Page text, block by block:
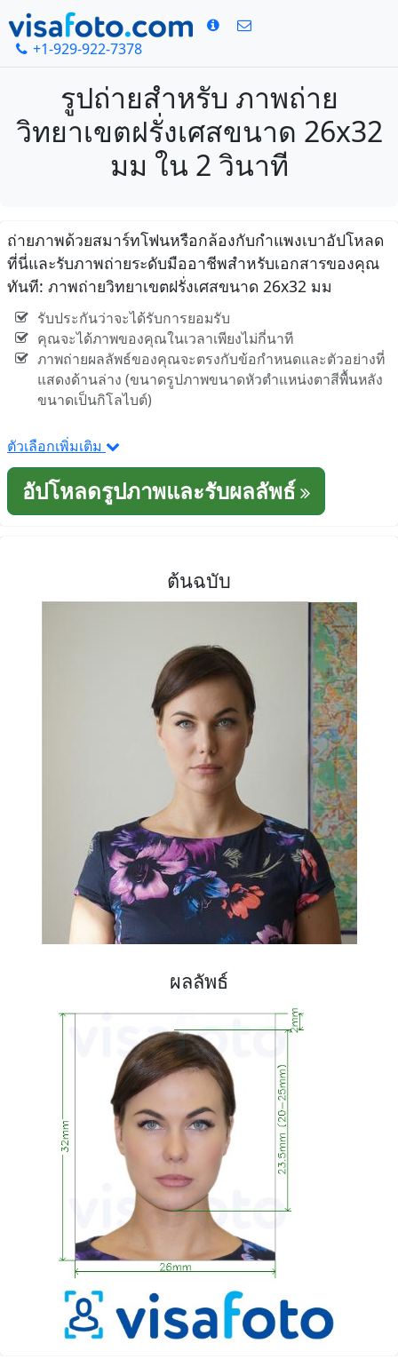
+1-929-922-7378
รูปถ่ายสำหรับ ภาพถ่าย
วิทยาเขตฝรั่งเศสขนาด 26x32
มม ใน 2 วินาที
ถ่ายภาพด้วยสมาร์ทโฟนหรือกล้องกับกำแพงเบาอัปโหลด
ที่นี่และรับภาพถ่ายระดับมืออาชีพสำหรับเอกสารของคุณ
ทันที: ภาพถ่ายวิทยาเขตฝรั่งเศสขนาด 26x32 มม
รับประกันว่าจะได้รับการยอมรับ
คุณจะได้ภาพของคุณในเวลาเพียงไม่กี่นาที
ภาพถ่ายผลลัพธ์ของคุณจะตรงกับข้อกำหนดและตัวอย่างที่
แสดงด้านล่าง (ขนาดรูปภาพขนาดหัวตำแหน่งตาสีพื้นหลัง
ขนาดเป็นกิโลไบต์)
ตัวเลือกเพิ่มเติม
อัปโหลดรูปภาพและรับผลลัพธ์
ต้นฉบับ
ผลลัพธ์